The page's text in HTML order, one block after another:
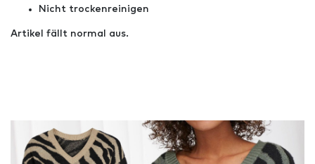
Nicht trockenreinigen
Artikel fällt normal aus.